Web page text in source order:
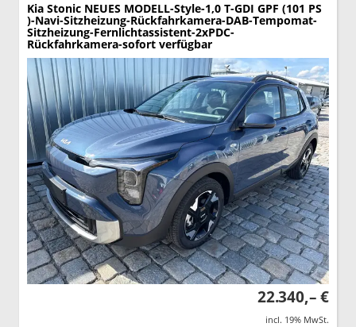
Kia Stonic NEUES MODELL-Style-1,0 T-GDI GPF (101 PS
)-Navi-Sitzheizung-Rückfahrkamera-DAB-Tempomat-
Sitzheizung-Fernlichtassistent-2xPDC-
Rückfahrkamera-sofort verfügbar
22.340,– €
incl. 19% MwSt.